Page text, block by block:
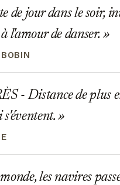
de jour dans le soir,
l'amour de danser.
- Distance de plus
s'éventent.
les navires